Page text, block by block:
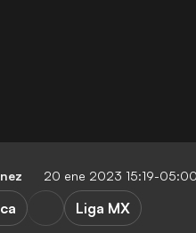
20 ene 2023 15:19-05:00
Liga MX